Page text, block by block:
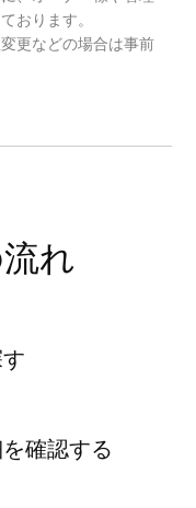
おります。
更などの場合は事前
れ
確認する